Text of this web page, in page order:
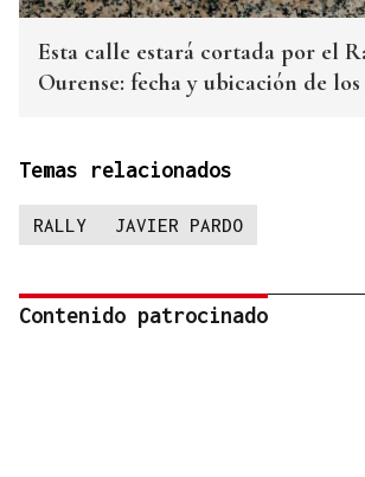
Esta calle estará cortada por el
Ourense: fecha y ubicación de
Temas relacionados
RALLY JAVIER PARDO
Contenido patrocinado